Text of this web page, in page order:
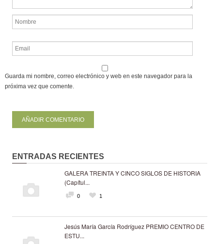
Guarda mi nombre, correo electrónico y web en este navegador para la
próxima vez que comente.
ENTRADAS RECIENTES
GALERA TREINTA Y CINCO SIGLOS DE HISTORIA
(Capítul...
0 1
Jesús María García Rodríguez PREMIO CENTRO DE
ESTU...